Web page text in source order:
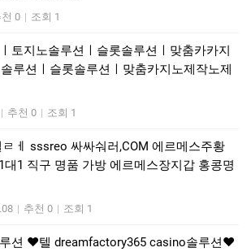
천 0 | 조회 1
토지노솔루션ㅣ슬롯솔루션ㅣ맞춤카카지
루션ㅣ슬롯솔루션ㅣ맞춤카지노제작노제
| 추천 0 | 조회 1
ㅔ sssreo 싸싸숴러,COM 에르메스주황
1 직구 명품 가방 에르메스장지갑 홍콩명
| 추천 0 | 조회 1
션 ❤️텔 dreamfactory365 casino솔루션❤️